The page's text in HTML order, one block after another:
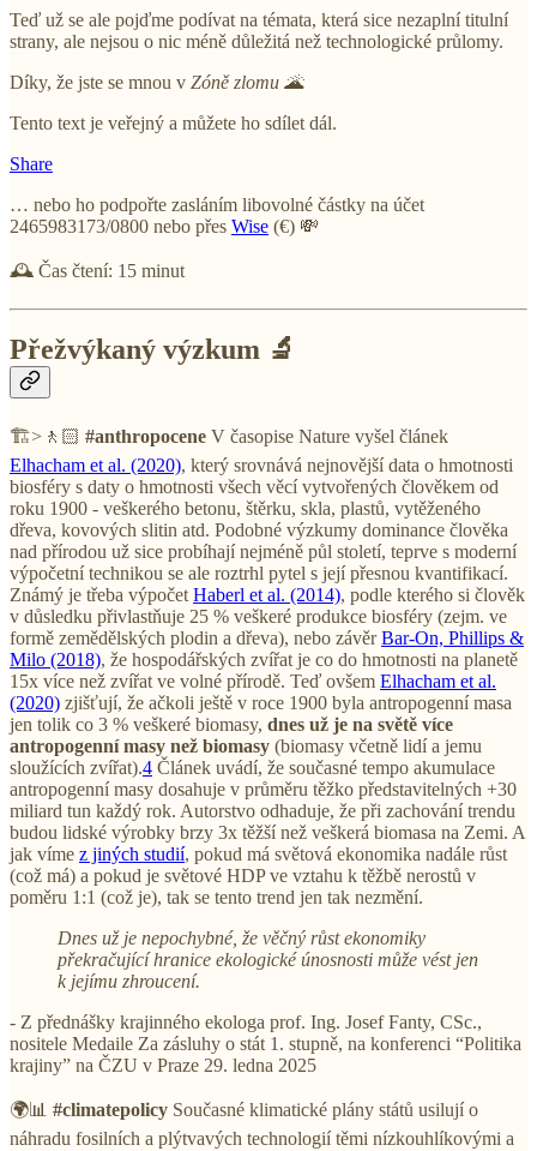
Teď už se ale pojďme podívat na témata, která sice nezaplní titulní
strany, ale nejsou o nic méně důležitá než technologické průlomy.
Díky, že jste se mnou v Zóně zlomu 🌋
Tento text je veřejný a můžete ho sdílet dál.
Share
… nebo ho podpořte zasláním libovolné částky na účet
2465983173/0800 nebo přes Wise (€) 💸
🕰️ Čas čtení: 15 minut
Přežvýkaný výzkum 🔬
🏗>🚶🏻 #anthropocene V časopise Nature vyšel článek
Elhacham et al. (2020), který srovnává nejnovější data o hmotnosti
biosféry s daty o hmotnosti všech věcí vytvořených člověkem od
roku 1900 - veškerého betonu, štěrku, skla, plastů, vytěženého
dřeva, kovových slitin atd. Podobné výzkumy dominance člověka
nad přírodou už sice probíhají nejméně půl století, teprve s moderní
výpočetní technikou se ale roztrhl pytel s její přesnou kvantifikací.
Známý je třeba výpočet Haberl et al. (2014), podle kterého si člověk
v důsledku přivlastňuje 25 % veškeré produkce biosféry (zejm. ve
formě zemědělských plodin a dřeva), nebo závěrBar-On, Phillips &
Milo (2018), že hospodářských zvířat je co do hmotnosti na planetě
15x více než zvířat ve volné přírodě. Teď ovšem Elhacham et al.
(2020) zjišťují, že ačkoli ještě v roce 1900 byla antropogenní masa
jen tolik co 3 % veškeré biomasy, dnes už je na světě více
antropogenní masy než biomasy (biomasy včetně lidí a jemu
sloužících zvířat).4 Článek uvádí, že současné tempo akumulace
antropogenní masy dosahuje v průměru těžko představitelných +30
miliard tun každý rok. Autorstvo odhaduje, že při zachování trendu
budou lidské výrobky brzy 3x těžší než veškerá biomasa na Zemi. A
jak víme z jiných studií, pokud má světová ekonomika nadále růst
(což má) a pokud je světové HDP ve vztahu k těžbě nerostů v
poměru 1:1 (což je), tak se tento trend jen tak nezmění.
Dnes už je nepochybné, že věčný růst ekonomiky
překračující hranice ekologické únosnosti může vést jen
k jejímu zhroucení.
- Z přednášky krajinného ekologa prof. Ing. Josef Fanty, CSc.,
nositele Medaile Za zásluhy o stát 1. stupně, na konferenci “Politika
krajiny” na ČZU v Praze 29. ledna 2025
🌍📊 #climatepolicy Současné klimatické plány států usilují o
náhradu fosilních a plýtvavých technologií těmi nízkouhlíkovými a